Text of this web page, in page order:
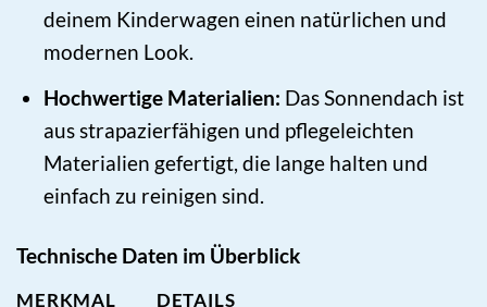
deinem Kinderwagen einen natürlichen und
modernen Look.
Hochwertige Materialien: Das Sonnendach ist
aus strapazierfähigen und pflegeleichten
Materialien gefertigt, die lange halten und
einfach zu reinigen sind.
Technische Daten im Überblick
MERKMAL DETAILS